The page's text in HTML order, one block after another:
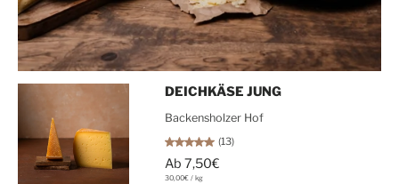
DEICHKÄSE JUNG
Backensholzer Hof
(13)
Ab 7,50€
30,00€ / kg